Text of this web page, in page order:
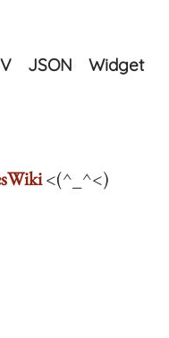
JSON Widget
<(^_^<)